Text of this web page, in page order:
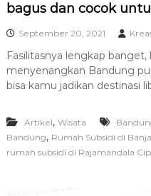
bagus dan cocok
September 20, 2021
Fasilitasnya lengkap banget,
menyenangkan Bandung
bisa kamu jadikan destinasi
Artikel, Wisata
Bandung, Rumah Subsidi di
rumah subsidi di Rajamandala